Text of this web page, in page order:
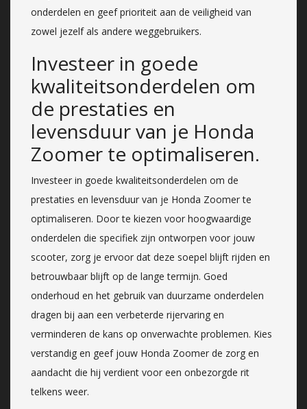
onderdelen en geef prioriteit aan de veiligheid van
zowel jezelf als andere weggebruikers.
Investeer in goede
kwaliteitsonderdelen om
de prestaties en
levensduur van je Honda
Zoomer te optimaliseren.
Investeer in goede kwaliteitsonderdelen om de
prestaties en levensduur van je Honda Zoomer te
optimaliseren. Door te kiezen voor hoogwaardige
onderdelen die specifiek zijn ontworpen voor jouw
scooter, zorg je ervoor dat deze soepel blijft rijden en
betrouwbaar blijft op de lange termijn. Goed
onderhoud en het gebruik van duurzame onderdelen
dragen bij aan een verbeterde rijervaring en
verminderen de kans op onverwachte problemen. Kies
verstandig en geef jouw Honda Zoomer de zorg en
aandacht die hij verdient voor een onbezorgde rit
telkens weer.